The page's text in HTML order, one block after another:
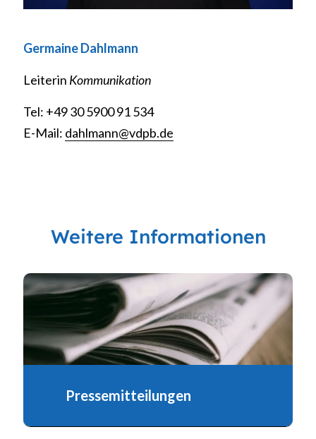
Germaine Dahlmann
Leiterin Kommunikation
Tel: +49 30 5900 91 534
E-Mail: dahlmann@vdpb.de
Weitere Informationen
Pressemitteilungen